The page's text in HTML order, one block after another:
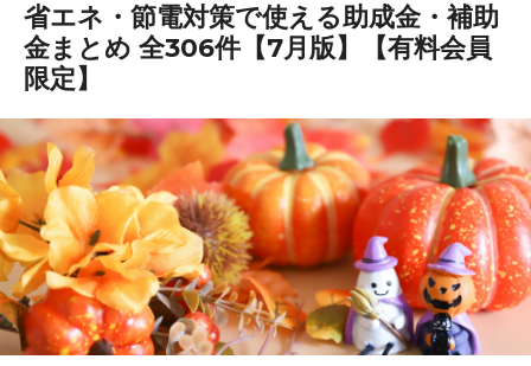
省エネ・節電対策で使える助成金・補助
金まとめ 全306件【7月版】【有料会員
限定】